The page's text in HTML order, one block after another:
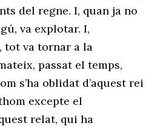
del regne. I, quan ja no
va explotar. I,
tot va tornar a la
passat el temps,
s’ha oblidat d’aquest rei
excepte el
relat, qui ha